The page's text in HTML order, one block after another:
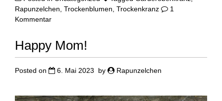
Rapunzelchen Trockenblumen Trockenkranz
1
Kommentarzu
der
besonderen
Art...
Happy Mom!
Posted on 6. Mai 2023 by Rapunzelchen